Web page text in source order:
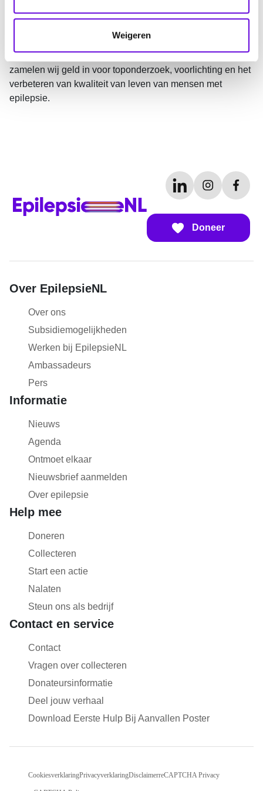
Weigeren
duizenden vrijwilligers door het hele land.
EpilepsieNL staat voor de community van 200.000
Nederlanders met epilepsie en hun omgeving. Samen
zamelen wij geld in voor toponderzoek, voorlichting en het
verbeteren van kwaliteit van leven van mensen met
epilepsie.
Doneer
Over EpilepsieNL
Over ons
Subsidiemogelijkheden
Werken bij EpilepsieNL
Ambassadeurs
Pers
Informatie
Nieuws
Agenda
Ontmoet elkaar
Nieuwsbrief aanmelden
Over epilepsie
Help mee
Doneren
Collecteren
Start een actie
Nalaten
Steun ons als bedrijf
Contact en service
Contact
Vragen over collecteren
Donateursinformatie
Deel jouw verhaal
Download Eerste Hulp Bij Aanvallen Poster
CookiesverklaringPrivacyverklaringDisclaimerreCAPTCHA Privacy